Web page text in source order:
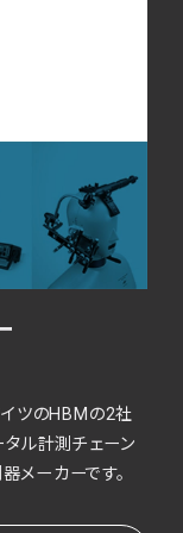
イツのHBMの2社
タル計測チェーン
メーカーです。